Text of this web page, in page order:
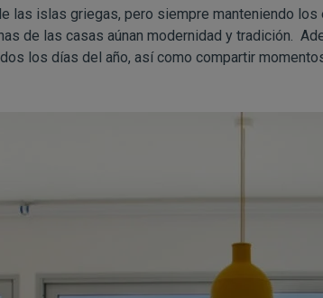
las islas griegas, pero siempre manteniendo
de las casas aúnan modernidad y tradición.
los días del año, así como compartir